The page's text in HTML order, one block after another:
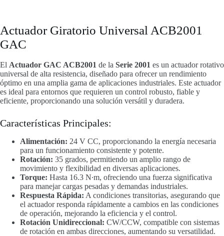
Actuador Giratorio Universal ACB2001
GAC
El Actuador GAC ACB2001 de la Serie 2001 es un actuador rotativo
universal de alta resistencia, diseñado para ofrecer un rendimiento
óptimo en una amplia gama de aplicaciones industriales. Este actuador
es ideal para entornos que requieren un control robusto, fiable y
eficiente, proporcionando una solución versátil y duradera.
Características Principales:
Alimentación: 24 V CC, proporcionando la energía necesaria
para un funcionamiento consistente y potente.
Rotación: 35 grados, permitiendo un amplio rango de
movimiento y flexibilidad en diversas aplicaciones.
Torque: Hasta 16.3 N∙m, ofreciendo una fuerza significativa
para manejar cargas pesadas y demandas industriales.
Respuesta Rápida: A condiciones transitorias, asegurando que
el actuador responda rápidamente a cambios en las condiciones
de operación, mejorando la eficiencia y el control.
Rotación Unidireccional: CW/CCW, compatible con sistemas
de rotación en ambas direcciones, aumentando su versatilidad.